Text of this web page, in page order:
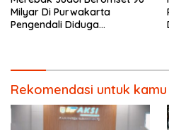
Milyar Di Purwakarta
Pengendali Diduga
Rekomendasi untuk kamu